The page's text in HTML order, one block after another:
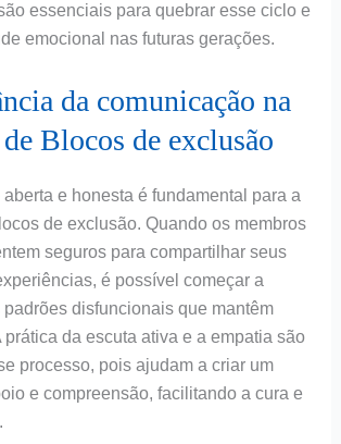
essenciais para quebrar esse ciclo e
emocional nas futuras gerações.
da comunicação na
Blocos de exclusão
e honesta é fundamental para a
de exclusão. Quando os membros
seguros para compartilhar seus
é possível começar a
disfuncionais que mantêm
prática da escuta ativa e a empatia são
processo, pois ajudam a criar um
e compreensão, facilitando a cura e